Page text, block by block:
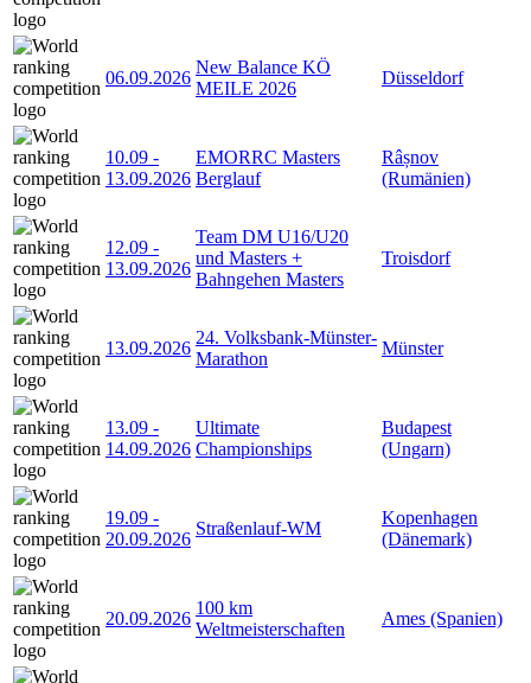
06.09.2026
New Balance KÖ
MEILE 2026
Düsseldorf
10.09 -
13.09.2026
EMORRC Masters
Berglauf
Râșnov
(Rumänien)
12.09 -
13.09.2026
Team DM U16/U20
und Masters +
Bahngehen Masters
Troisdorf
13.09.2026
24. Volksbank-Münster-
Marathon
Münster
13.09 -
14.09.2026
Ultimate
Championships
Budapest
(Ungarn)
19.09 -
20.09.2026
Straßenlauf-WM
Kopenhagen
(Dänemark)
20.09.2026
100 km
Weltmeisterschaften
Ames (Spanien)